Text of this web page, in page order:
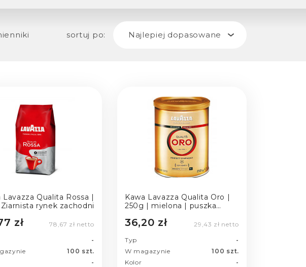
sortuj po: Najlepiej dopasowane
Lavazza Qualita Rossa |
rynek zachodni
zł 78,67 zł netto
-
100 szt.
-
Kawa Lavazza Qualita Oro |
250g | mielona | puszka
36,20 zł 29,43 zł netto
Typ
-
W magazynie
100 szt.
Kolor
-